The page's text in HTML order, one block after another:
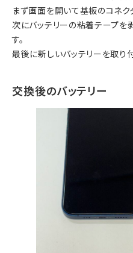
まず画面を開いて基板のコネク
次にバッテリーの粘着テープを
す。
最後に新しいバッテリーを取り
交換後のバッテリー